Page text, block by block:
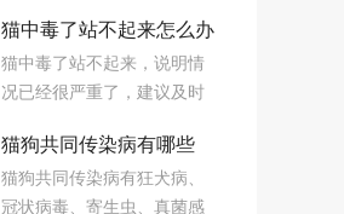
50mg，具体的使用剂量根据
猫咪情况来，寄生虫情况严
重的话就要多喂一点，猫咪
猫中毒了站不起来怎么办
猫中毒了站不起来，说明情
况已经很严重了，建议及时
先进行催吐，使用肥皂水、
或者催吐药物，促使猫咪将
有毒物质吐出来。
猫狗共同传染病有哪些
猫狗共同传染病有狂犬病、
冠状病毒、寄生虫、真菌感